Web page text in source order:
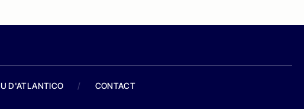
D'ATLANTICO / CONTACT